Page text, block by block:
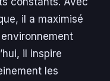
il a maximisé
il inspire
les